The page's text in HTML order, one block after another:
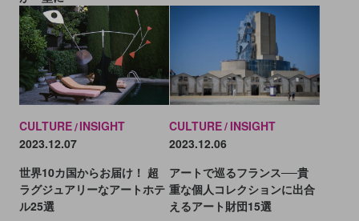
CULTURE INSIGHT
2023.12.07
世界10カ国からお届け！ 超
ラグジュアリーなアートホテ
ル25選
CULTURE INSIGHT
2023.12.06
アートで巡るフランス──貴
重な個人コレクションに出合
えるアート財団15選